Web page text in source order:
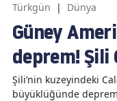
Türkgün | Dünya
Güney
deprem! Şili
Şili’nin kuzeyindeki
büyüklüğünde